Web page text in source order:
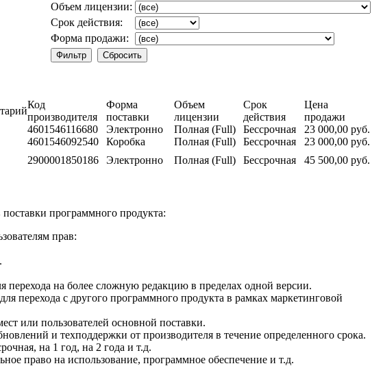
Объем лицензии:
Срок действия:
Форма продажи:
Код
производителя
Форма
поставки
Объем
лицензии
Срок
действия
Цена
продажи
4601546116680 Электронно Полная (Full) Бессрочная
23 000,00 руб.
4601546092540 Коробка Полная (Full) Бессрочная
23 000,00 руб.
2900001850186 Электронно Полная (Full) Бессрочная 45 500,00 руб.
программного продукта:
прав:
на более сложную редакцию в пределах одной версии.
перехода с другого программного продукта в рамках маркетинговой
или пользователей основной поставки.
и техподдержки от производителя в течение определенного срока.
на 1 год, на 2 года и т.д.
право на использование, программное обеспечение и т.д.